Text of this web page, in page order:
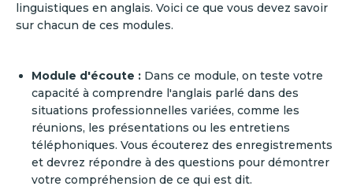
linguistiques en anglais. Voici ce que vous devez savoir
sur chacun de ces modules.
Module d'écoute : Dans ce module, on teste votre
capacité à comprendre l'anglais parlé dans des
situations professionnelles variées, comme les
réunions, les présentations ou les entretiens
téléphoniques. Vous écouterez des enregistrements
et devrez répondre à des questions pour démontrer
votre compréhension de ce qui est dit.